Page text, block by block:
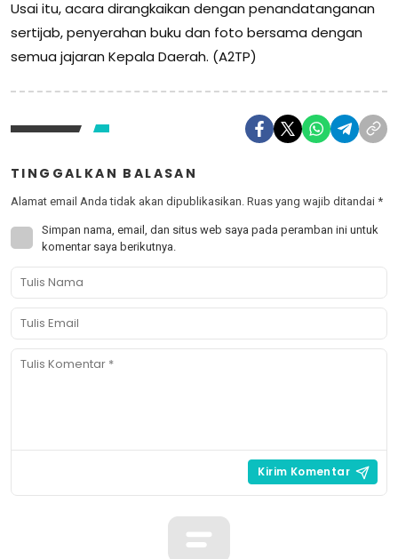
Usai itu, acara dirangkaikan dengan penandatanganan
sertijab, penyerahan buku dan foto bersama dengan
semua jajaran Kepala Daerah. (A2TP)
TINGGALKAN BALASAN
Alamat email Anda tidak akan dipublikasikan. Ruas yang wajib ditandai *
Simpan nama, email, dan situs web saya pada peramban ini untuk
komentar saya berikutnya.